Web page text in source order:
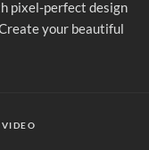
pixel-perfect design
your beautiful